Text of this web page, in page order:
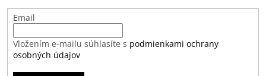
Email
Vložením e-mailu súhlasíte s podmienkami ochrany
osobných údajov